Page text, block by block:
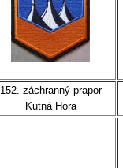
152. záchranný prapor
Kutná Hora